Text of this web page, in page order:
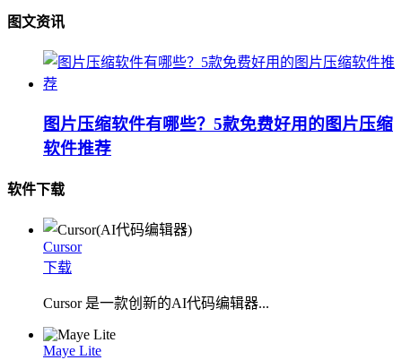
图文资讯
图片压缩软件有哪些？5款免费好用的图片压缩
软件推荐
软件下载
Cursor
下载
Cursor 是一款创新的AI代码编辑器...
Maye Lite